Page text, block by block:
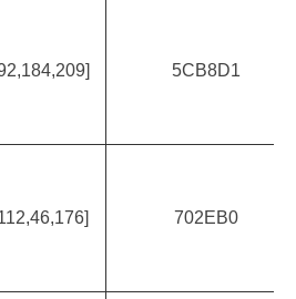
5CB8D1
702EB0